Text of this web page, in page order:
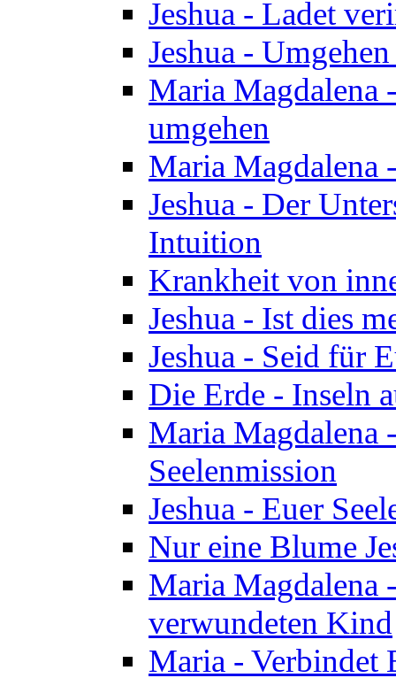
Jeshua - Ladet
Jeshua -
Maria Magdalena
umgehen
Maria Magdalena
Jeshua - Der
Intuition
Krankheit von
Jeshua - Ist dies
Jeshua - Seid für
Die Erde - Inseln
Maria Magdalena
Seelenmission
Jeshua - Euer
Nur eine Blume
Maria Magdalena
verwundeten Kind
Maria - Verbindet